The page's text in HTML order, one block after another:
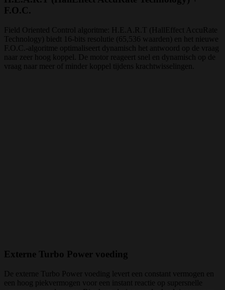
F.O.C.
Field Oriented Control algoritme: H.E.A.R.T (HallEffect AccuRate
Technology) biedt 16-bits resolutie (65,536 waarden) en het nieuwe
F.O.C.-algoritme optimaliseert dynamisch het antwoord op de vraag
naar zeer hoog koppel. De motor reageert snel en dynamisch op de
vraag naar meer of minder koppel tijdens krachtwisselingen.
Externe Turbo Power voeding
De externe Turbo Power voeding levert een constant vermogen en
een hoog piekvermogen voor een instant reactie op supersnelle